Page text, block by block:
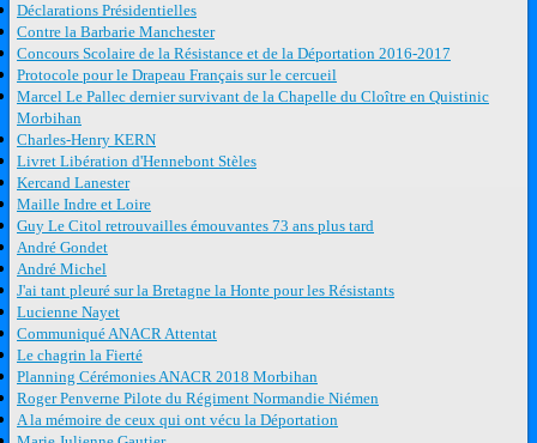
Déclarations Présidentielles
Contre la Barbarie Manchester
Concours Scolaire de la Résistance et de la Déportation 2016-2017
Protocole pour le Drapeau Français sur le cercueil
Marcel Le Pallec dernier survivant de la Chapelle du Cloître en Quistinic
Morbihan
Charles-Henry KERN
Livret Libération d'Hennebont Stèles
Kercand Lanester
Maille Indre et Loire
Guy Le Citol retrouvailles émouvantes 73 ans plus tard
André Gondet
André Michel
J'ai tant pleuré sur la Bretagne la Honte pour les Résistants
Lucienne Nayet
Communiqué ANACR Attentat
Le chagrin la Fierté
Planning Cérémonies ANACR 2018 Morbihan
Roger Penverne Pilote du Régiment Normandie Niémen
A la mémoire de ceux qui ont vécu la Déportation